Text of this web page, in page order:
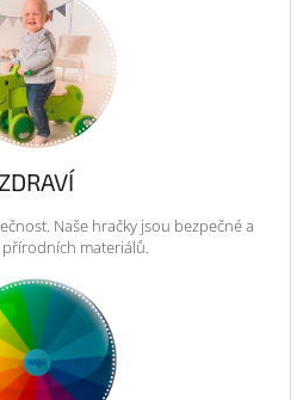
ZDRAVÍ
Naše hračky jsou bezpečné a
materiálů.